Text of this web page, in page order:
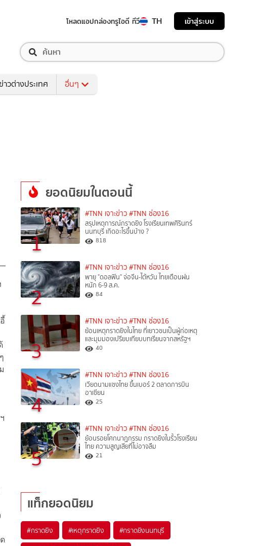
โหลดแอปกล่องทรูไอดี ทีวี TH เข้าสู่ระบบ
ข่าวต่างประเทศ อื่นๆ
ยอดนิยมในตอนนี้
1
#TNN เจาะข่าว #TNN ช่อง16
สรุปเหตุการณ์กราดยิง โรงเรียนเทพศิรินทร์
นนทบุรี เกิดอะไรขึ้นบ้าง ?
818
2
#TNN เจาะข่าว #TNN ช่อง16
พายุ "ดอลฟิน" จ่อจีน-ไต้หวัน ไทยเตือนฝน
หนัก 6-9 ส.ค.
84
3
#TNN เจาะข่าว #TNN ช่อง16
ย้อนเหตุกราดยิงในไทย ที่เยาวชนเป็นผู้ก่อเหตุ
และมุมมองเปรียบเทียบบทเรียนจากสหรัฐฯ
40
4
#TNN เจาะข่าว #TNN ช่อง16
เวียดนามแซงไทย ขึ้นเบอร์ 2 ตลาดการบิน
อาเซียน
25
5
#TNN เจาะข่าว #TNN ช่อง16
ย้อนรอยโศกนาฏกรรม กราดยิงในรั้วโรงเรียน
ไทย ความสูญเสียที่ไม่อาจลืม
21
แท็กยอดนิยม
#กราดยิง #เหตุกราดยิง #กราดยิงนนทบุรี